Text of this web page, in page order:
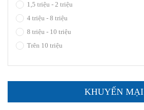
1,5 triệu - 2 triệu
4 triệu - 8 triệu
8 triệu - 10 triệu
Trên 10 triệu
KHUYẾN MẠI